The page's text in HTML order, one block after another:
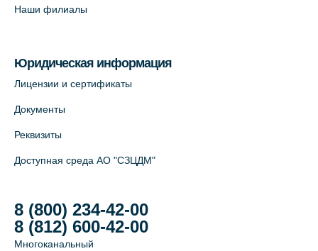
Наши филиалы
Юридическая информация
Лицензии и сертификаты
Документы
Реквизиты
Доступная среда АО "СЗЦДМ"
8 (800) 234-42-00
8 (812) 600-42-00
Многоканальный